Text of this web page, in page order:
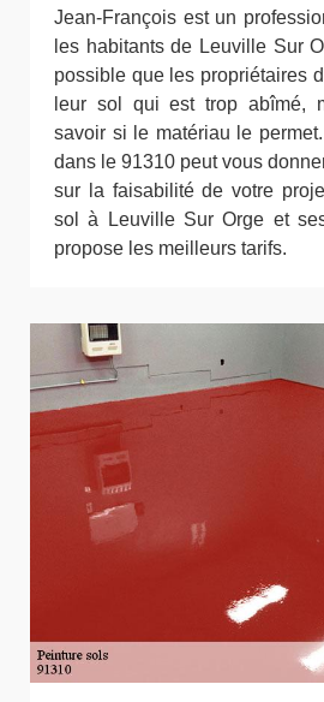
Jean-François est un
les habitants de Leuville Sur
possible que les propriétaires
leur sol qui est trop abîmé,
savoir si le matériau le
dans le 91310 peut vous
sur la faisabilité de votre
sol à Leuville Sur Orge et
propose les meilleurs tarifs.